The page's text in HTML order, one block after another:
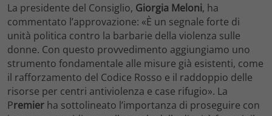
La presidente del Consiglio, Giorgia Meloni, ha
commentato l’approvazione: «È un segnale forte di
unità politica contro la barbarie della violenza sulle
donne. Con questo provvedimento aggiungiamo uno
strumento fondamentale alle misure già esistenti, come
il rafforzamento del Codice Rosso e il raddoppio delle
risorse per centri antiviolenza e case rifugio». La
Premier ha sottolineato l’importanza di proseguire con